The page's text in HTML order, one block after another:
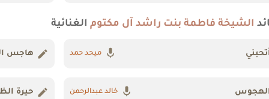
الشيخة فاطمة بنت راشد آل مكتوم الغنائية
ميحد حمد هاجس
خالد عبدالرحمن حيرة